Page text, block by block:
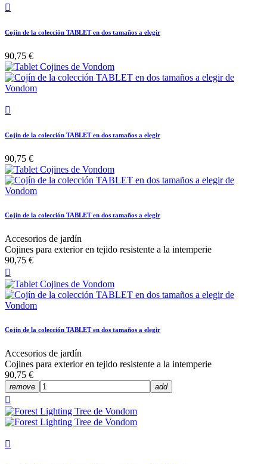

Cojín de la colección TABLET en dos tamaños a elegir
90,75 €

Cojín de la colección TABLET en dos tamaños a elegir
90,75 €
Cojín de la colección TABLET en dos tamaños a elegir
Accesorios de jardín
Cojines para exterior en tejido resistente a la intemperie
90,75 €

Cojín de la colección TABLET en dos tamaños a elegir
Accesorios de jardín
Cojines para exterior en tejido resistente a la intemperie
90,75 €
remove add

